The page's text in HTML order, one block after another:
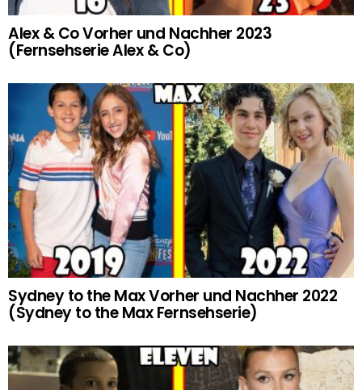
Alex & Co Vorher und Nachher 2023
(Fernsehserie Alex & Co)
Sydney to the Max Vorher und Nachher 2022
(Sydney to the Max Fernsehserie)